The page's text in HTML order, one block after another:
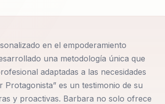
en el empoderamiento
una metodología única que
adaptadas a las necesidades
es un testimonio de su
y proactivas. Barbara no solo ofrece